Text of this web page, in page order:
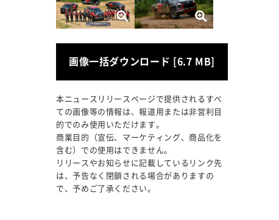
画像一括ダウンロード [6.7 MB]
本ニュースリリースページで提供されるすべ
ての画像等の情報は、報道用または非営利目
的でのみ使用いただけます。
商業目的（宣伝、マーケティング、商品化を
含む）での使用はできません。
リリースやお知らせに記載しているリンク先
は、予告なく閉鎖される場合がありますの
で、予めご了承ください。